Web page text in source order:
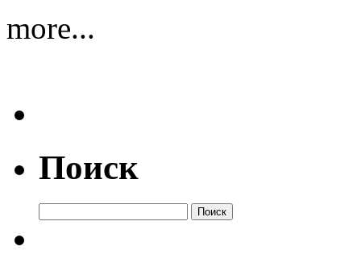
more...
Поиск